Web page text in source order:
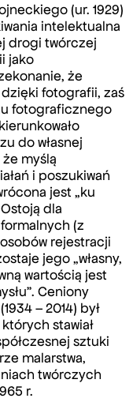
(ur. 1929)
intelektualna
drogi twórczej
jako
że
fotografii, zaś
fotograficznego
do własnej
myślą
i poszukiwań
jest „ku
dla
(z
rejestracji
jego „własny,
wartością jest
Ceniony
– 2014) był
stawiał
sztuki
malarstwa,
twórczych
r.